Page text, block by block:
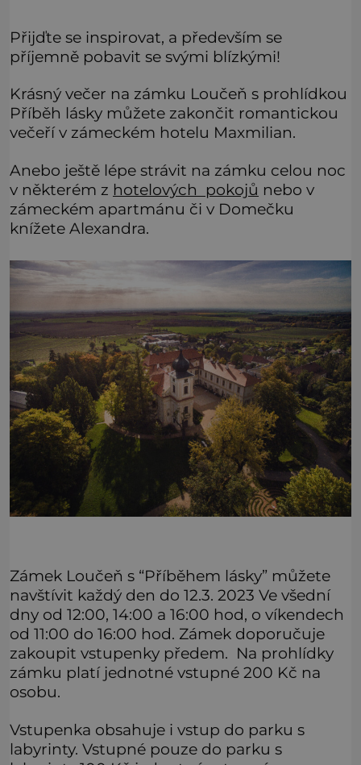
Přijďte se inspirovat, a především se
příjemně pobavit se svými blízkými!
Krásný večer na zámku Loučeň s prohlídkou
Příběh lásky můžete zakončit romantickou
večeří v zámeckém hotelu Maxmilian.
Anebo ještě lépe strávit na zámku celou noc
v některém z hotelových pokojů nebo v
zámeckém apartmánu či v Domečku
knížete Alexandra.
Zámek Loučeň s “Příběhem lásky” můžete
navštívit každý den do 12.3. 2023 Ve všední
dny od 12:00, 14:00 a 16:00 hod, o víkendech
od 11:00 do 16:00 hod. Zámek doporučuje
zakoupit vstupenky předem. Na prohlídky
zámku platí jednotné vstupné 200 Kč na
osobu.
Vstupenka obsahuje i vstup do parku s
labyrinty. Vstupné pouze do parku s